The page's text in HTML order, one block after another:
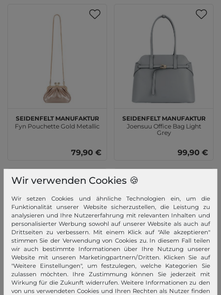
SEIDENFELT MANUFAKTUR
Fyn Pouchette Gold Metallic
79,90 €
SEIDENFELT MANUFAKTUR
Joensuu Office Bag Light
Grey
99,90 €
SURI FREY
Soey Cityshopper S Oliv
SURI FREY
Cindy City Shopper M Beige
Wir verwenden Cookies 🍪
Wir setzen Cookies und ähnliche Technologien ein, um die
Funktionalität unserer Website sicherzustellen, die Leistung zu
analysieren und Ihre Nutzererfahrung mit relevanten Inhalten und
personalisierter Werbung sowohl auf unserer Website als auch auf
Drittseiten zu verbessern. Mit einem Klick auf "Alle akzeptieren"
stimmen Sie der Verwendung von Cookies zu. In diesem Fall teilen
wir auch bestimmte Informationen über Ihre Nutzung unserer
Website mit unseren Marketingpartnern/Dritten. Klicken Sie auf
"Weitere Einstellungen", um festzulegen, welche Kategorien Sie
zulassen möchten. Ihre Zustimmung können Sie jederzeit mit
Wirkung für die Zukunft widerrufen. Weitere Informationen zu den
von uns verwendeten Cookies und Ihren Rechten als Nutzer finden